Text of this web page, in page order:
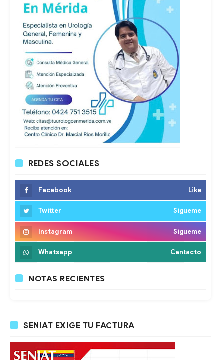
REDES SOCIALES
Facebook Like
Twitter Sigueme
Instagram Sigueme
Whatsapp Cantacto
NOTAS RECIENTES
SENIAT EXIGE TU FACTURA